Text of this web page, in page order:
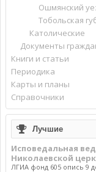
Ошмянский
Тобольская
Католические
Документы
Книги и статьи
Периодика
Карты и планы
Справочники
Лучшие
Исповедальная
Николаевской
ЛГИА фонд 605 опись 9